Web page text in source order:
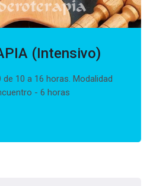
(Intensivo)
de 10 a 16 horas. Modalidad
- 6 horas